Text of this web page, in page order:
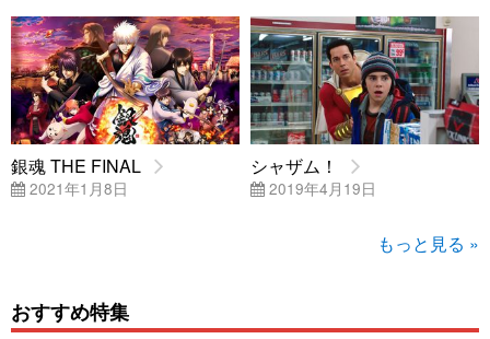
銀魂 THE FINAL
2021年1月8日
シャザム！
2019年4月19日
もっと見る »
おすすめ特集